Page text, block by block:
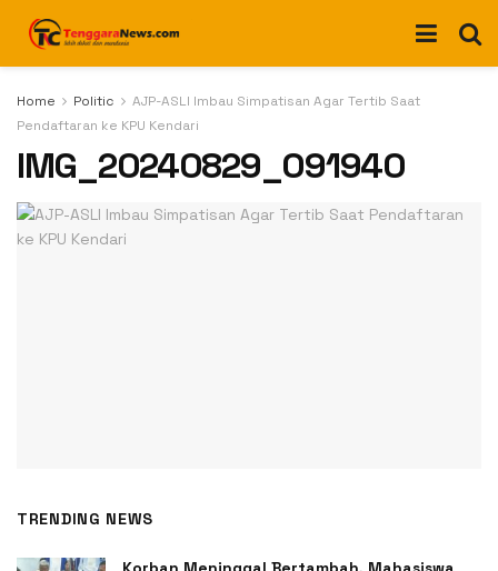
Home Politic
AJP-ASLI Imbau Simpatisan Agar Tertib Saat
Pendaftaran ke KPU Kendari
IMG_20240829_091940
TRENDING NEWS